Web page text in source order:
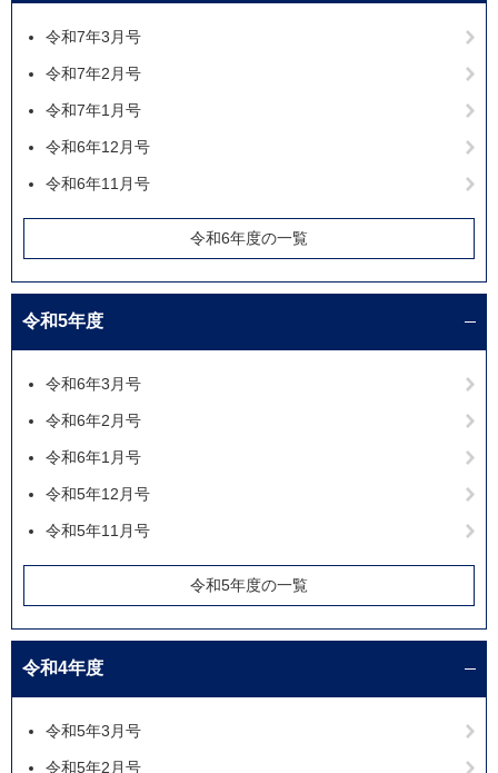
令和7年3月号
令和7年2月号
令和7年1月号
令和6年12月号
令和6年11月号
令和6年度の一覧
令和5年度
令和6年3月号
令和6年2月号
令和6年1月号
令和5年12月号
令和5年11月号
令和5年度の一覧
令和4年度
令和5年3月号
令和5年2月号